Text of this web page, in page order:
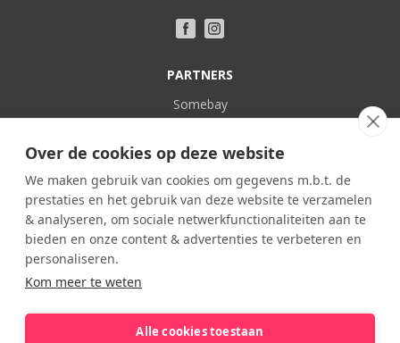
Over de cookies op deze website
We maken gebruik van cookies om gegevens m.b.t. de
prestaties en het gebruik van deze website te verzamelen
& analyseren, om sociale netwerkfunctionaliteiten aan te
bieden en onze content & advertenties te verbeteren en
personaliseren.
Kom meer te weten
Alle cookies toestaan
PARTNERS
Somebay
POPULAIR
Frankrijk
Spanje